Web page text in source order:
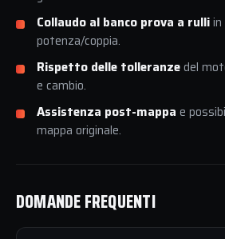
Collaudo al banco prova a rulli
potenza/coppia.
Rispetto delle tolleranzedel
e cambio.
Assistenza post-mappa e
mappa originale.
DOMANDE FREQUENTI